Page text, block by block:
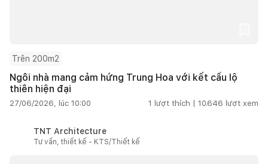
Trên 200m2
Ngôi nhà mang cảm hứng Trung Hoa với kết cấu lộ
thiên hiện đại
27/06/2026, lúc 10:00 1 lượt thích | 10.646 lượt xem
TNT Architecture
Tư vấn, thiết kế - KTS/Thiết kế